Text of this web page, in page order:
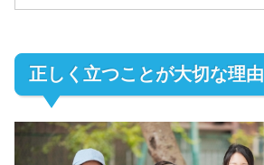
正しく立つことが大切な理由